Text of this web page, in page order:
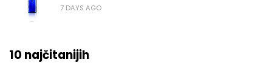
7 DAYS AGO
10 najčitanijih